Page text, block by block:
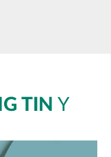
TIN Y